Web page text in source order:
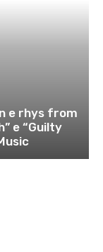
e rhys from
e “Guilty